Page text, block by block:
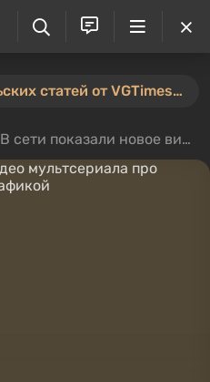
⚡️ Конкурс пользовательских статей от VGTimes продлён — участвуйте тут ⚡️
В сети показали новое видео мультсериала про Черепашек-ниндзя с 2D-графикой